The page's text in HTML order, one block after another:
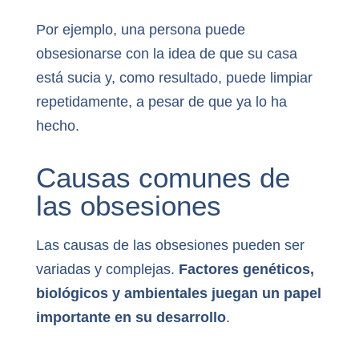
Por ejemplo, una persona puede
obsesionarse con la idea de que su casa
está sucia y, como resultado, puede limpiar
repetidamente, a pesar de que ya lo ha
hecho.
Causas comunes de
las obsesiones
Las causas de las obsesiones pueden ser
variadas y complejas. Factores genéticos,
biológicos y ambientales juegan un papel
importante en su desarrollo.